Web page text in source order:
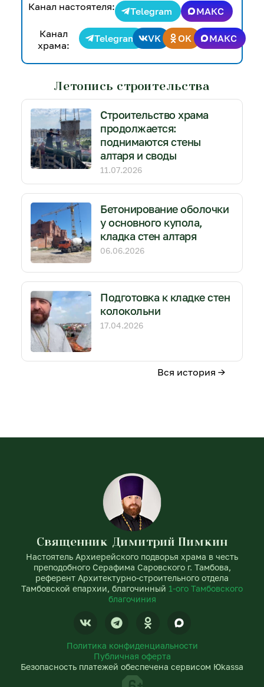
Канал настоятеля:
Telegram
МАКС
Канал
храма:
Telegram VK OK МАКС
Летопись строительства
Строительство храма
продолжается:
поднимаются стены
алтаря и своды
11.07.2026
Бетонирование оболочки
у основного купола,
кладка стен алтаря
06.06.2026
Подготовка к кладке стен
колокольни
17.04.2026
Вся история →
Священник Димитрий Пимкин
Настоятель Архиерейского подворья храма в честь
преподобного Серафима Саровского г. Тамбова,
референт Архитектурно-строительного отдела
Тамбовской епархии, благочинный 1-ого Тамбовского
благочиния
V
k
T
e
e
g
O
d
o
k
Политика конфиденциальности
Публичная оферта
Безопасность платежей обеспечена сервисом Юkassa